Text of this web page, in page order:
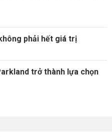
phải hết giá trị
trở thành lựa chọn